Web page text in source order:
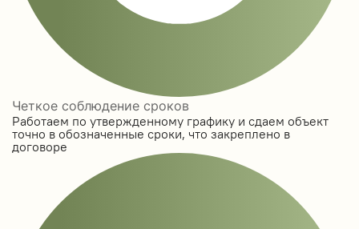
Четкое соблюдение сроков
Работаем по утвержденному графику и сдаем объект
точно в обозначенные сроки, что закреплено в
договоре